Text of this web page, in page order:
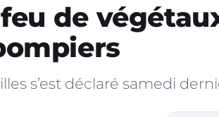
de
s’est déclaré samedi